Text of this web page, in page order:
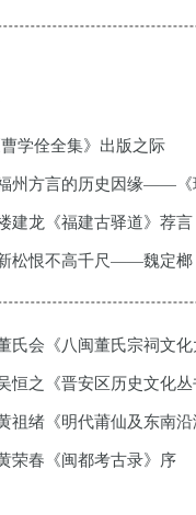
学佺全集》出版之际
福州方言的历史因缘——
建龙《福建古驿道》荐言
新松恨不高千尺——魏定
氏会《八闽董氏宗祠文
恒之《晋安区历史文化
祖绪《明代莆仙及东南
荣春《闽都考古录》序